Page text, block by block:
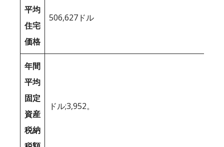
平均
住宅
価格
506,627ドル
年間
平均
固定
資産
税納
ドル;3,952。